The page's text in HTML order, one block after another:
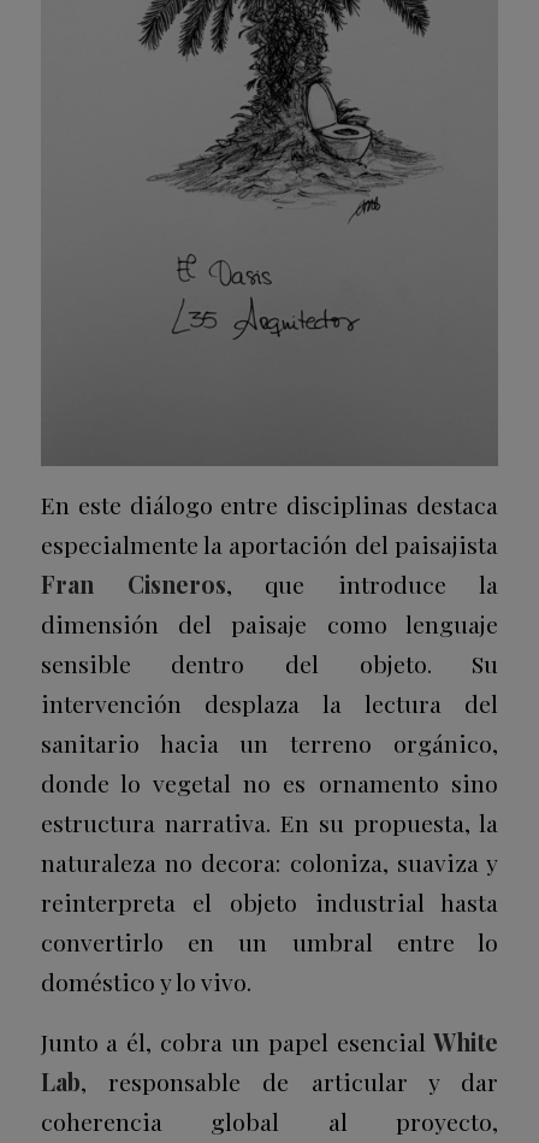
En este diálogo entre disciplinas destaca
especialmente la aportación del paisajista
Fran Cisneros, que introduce la
dimensión del paisaje como lenguaje
sensible dentro del objeto. Su
intervención desplaza la lectura del
sanitario hacia un terreno orgánico,
donde lo vegetal no es ornamento sino
estructura narrativa. En su propuesta, la
naturaleza no decora: coloniza, suaviza y
reinterpreta el objeto industrial hasta
convertirlo en un umbral entre lo
doméstico y lo vivo.
Junto a él, cobra un papel esencialWhite
Lab, responsable de articular y dar
coherencia global al proyecto,